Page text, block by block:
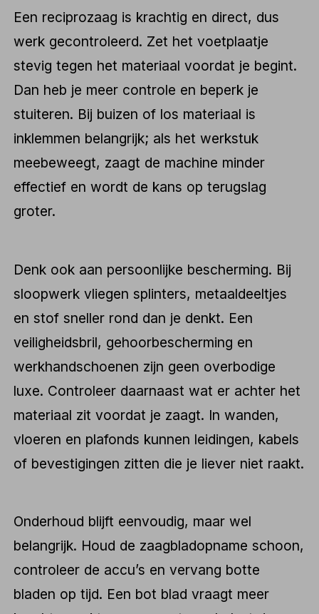
Een reciprozaag is krachtig en direct, dus
werk gecontroleerd. Zet het voetplaatje
stevig tegen het materiaal voordat je begint.
Dan heb je meer controle en beperk je
stuiteren. Bij buizen of los materiaal is
inklemmen belangrijk; als het werkstuk
meebeweegt, zaagt de machine minder
effectief en wordt de kans op terugslag
groter.
Denk ook aan persoonlijke bescherming. Bij
sloopwerk vliegen splinters, metaaldeeltjes
en stof sneller rond dan je denkt. Een
veiligheidsbril, gehoorbescherming en
werkhandschoenen zijn geen overbodige
luxe. Controleer daarnaast wat er achter het
materiaal zit voordat je zaagt. In wanden,
vloeren en plafonds kunnen leidingen, kabels
of bevestigingen zitten die je liever niet raakt.
Onderhoud blijft eenvoudig, maar wel
belangrijk. Houd de zaagbladopname schoon,
controleer de accu’s en vervang botte
bladen op tijd. Een bot blad vraagt meer